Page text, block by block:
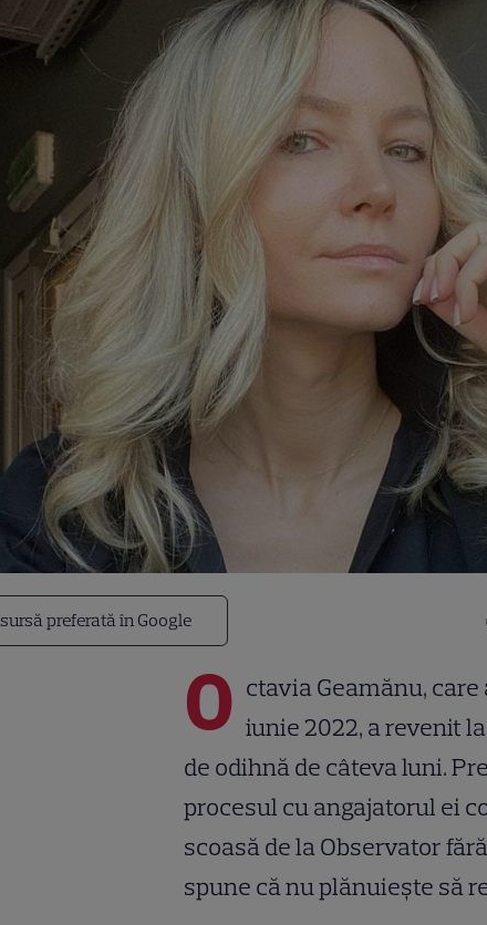
preferată în Google
O ctavia Geamănu,
iunie 2022, a revenit
de odihnă de câteva luni.
procesul cu angajatorul ei
scoasă de la Observator
spune că nu plănuiește să